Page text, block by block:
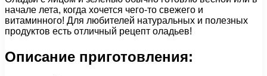
начале лета, когда хочется чего-то свежего и
витаминного! Для любителей натуральных и полезных
продуктов есть отличный рецепт оладьев!
Описание приготовления: